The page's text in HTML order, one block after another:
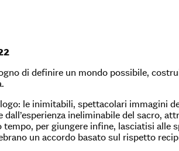
di definire un mondo possibile,
le inimitabili, spettacolari immagini
ineliminabile del sacro,
per giungere infine, lasciatisi alle
un accordo basato sul rispetto